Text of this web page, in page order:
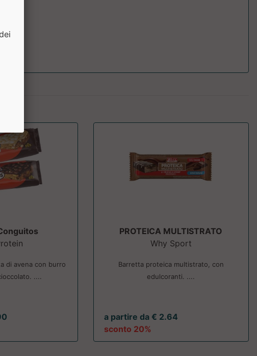
di avena con burro
....
PROTEICA MULTISTRATO
Why Sport
Barretta proteica multistrato, con
edulcoranti. ....
a partire da € 2.64
sconto 20%